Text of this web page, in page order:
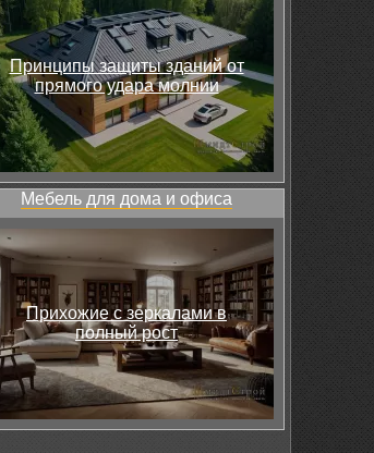
Принципы защиты зданий от
прямого удара молнии
Мебель для дома и офиса
Прихожие с зеркалами в
полный рост